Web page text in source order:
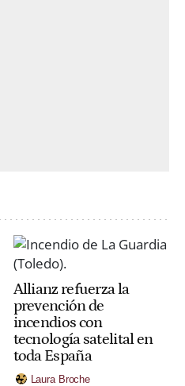
Allianz refuerza la
prevención de
incendios con
tecnología satelital en
toda España
Laura Broche